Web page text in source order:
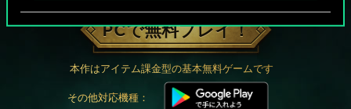
PCで無料プレイ！
本作はアイテム課金型の基本無料ゲームです
その他対応機種：